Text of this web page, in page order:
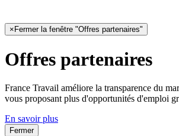
× Fermer la fenêtre "Offres partenaires"
Offres partenaires
France Travail améliore la transparence du
vous proposant plus d'opportunités d'emploi
En savoir plus
Fermer